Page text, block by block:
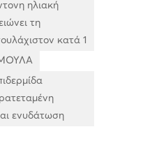
ηλιακή
τη
κατά 1
ενυδάτωση